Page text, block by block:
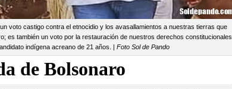
voto castigo contra el etnocidio y los avasallamientos a nuestras tierras que
es también un voto por la restauración de nuestros derechos constitucionales
indígena acreano de 21 años. | Foto Sol de Pando
de Bolsonaro